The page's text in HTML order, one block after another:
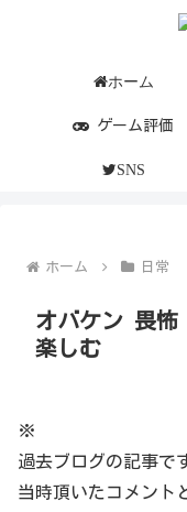
ホーム
ゲーム評価
SNS
ホーム 日常
オバケン 畏怖
楽しむ
※
過去ブログの記事で
当時頂いたコメント